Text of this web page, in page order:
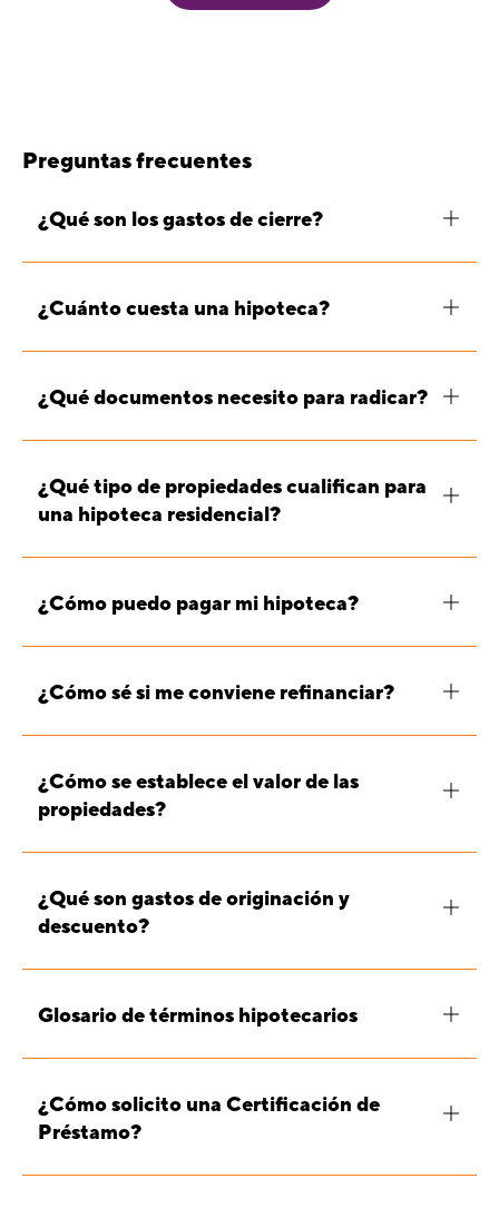
Preguntas frecuentes
¿Qué son los gastos de cierre?
¿Cuánto cuesta una hipoteca?
¿Qué documentos necesito para radicar?
¿Qué tipo de propiedades cualifican para
una hipoteca residencial?
¿Cómo puedo pagar mi hipoteca?
¿Cómo sé si me conviene refinanciar?
¿Cómo se establece el valor de las
propiedades?
¿Qué son gastos de originación y
descuento?
Glosario de términos hipotecarios
¿Cómo solicito una Certificación de
Préstamo?